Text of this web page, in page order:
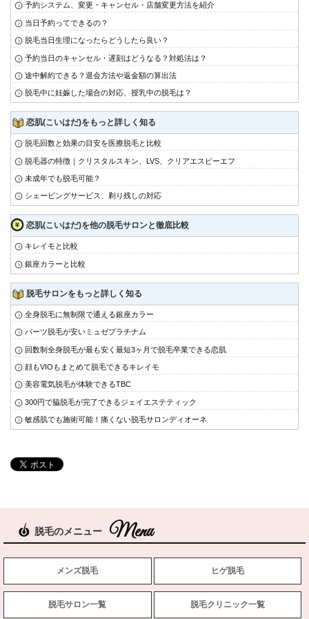
予約システム、変更・キャンセル・店舗変更方法を紹介
当日予約ってできるの？
脱毛当日生理になったらどうしたら良い？
予約当日のキャンセル・遅刻はどうなる？対処法は？
途中解約できる？退会方法や返金額の算出法
脱毛中に妊娠した場合の対応、授乳中の脱毛は？
恋肌(こいはだ)をもっと詳しく知る
脱毛回数と効果の目安を医療脱毛と比較
脱毛器の特徴｜クリスタルスキン、LVS、クリアエスピーエフ
未成年でも脱毛可能？
シェービングサービス、剃り残しの対応
恋肌(こいはだ)を他の脱毛サロンと徹底比較
キレイモと比較
銀座カラーと比較
脱毛サロンをもっと詳しく知る
全身脱毛に無制限で通える銀座カラー
パーツ脱毛が安いミュゼプラチナム
回数制全身脱毛が最も安く最短3ヶ月で脱毛卒業できる恋肌
顔もVIOもまとめて脱毛できるキレイモ
美容電気脱毛が体験できるTBC
300円で脇脱毛が完了できるジェイエステティック
敏感肌でも施術可能！痛くない脱毛サロンディオーネ
脱毛のメニュー
メンズ脱毛 ヒゲ脱毛
脱毛サロン一覧 脱毛クリニック一覧